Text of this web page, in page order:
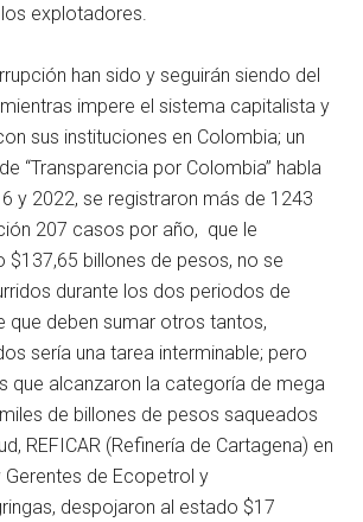
explotadores.
han sido y seguirán siendo del
impere el sistema capitalista y
sus instituciones en Colombia; un
“Transparencia por Colombia” habla
y 2022, se registraron más de 1243
207 casos por año, que le
$137,65 billones de pesos, no se
durante los dos periodos de
que deben sumar otros tantos,
sería una tarea interminable; pero
que alcanzaron la categoría de mega
de billones de pesos saqueados
REFICAR (Refinería de Cartagena) en
Gerentes de Ecopetrol y
despojaron al estado $17